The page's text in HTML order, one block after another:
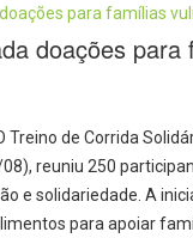
doações para
Treino de Corrida
reuniu 250
e solidariedade. A
para apoiar